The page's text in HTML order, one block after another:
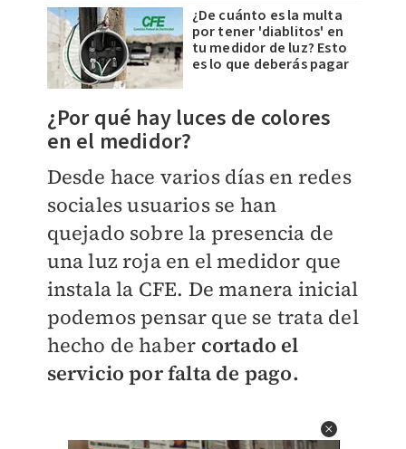
¿De cuánto es la multa
por tener 'diablitos' en
tu medidor de luz? Esto
es lo que deberás pagar
¿Por qué hay luces de colores
en el medidor?
Desde hace varios días en redes
sociales usuarios se han
quejado sobre la presencia de
una luz roja en el medidor que
instala la CFE. De manera inicial
podemos pensar que se trata del
hecho de haber cortado el
servicio por falta de pago.